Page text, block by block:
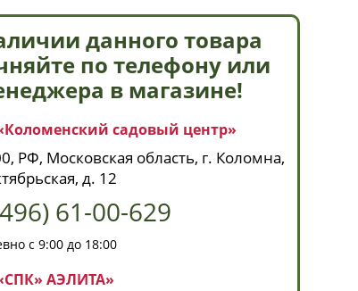
данного товара
по телефону или
в магазине!
садовый центр»
РФ, Московская область, г. Коломна,
д. 12
61-00-629
с 9:00 до 18:00
АЭЛИТА»